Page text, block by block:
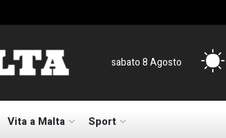
sabato 8 Agosto
Vita a Malta Sport